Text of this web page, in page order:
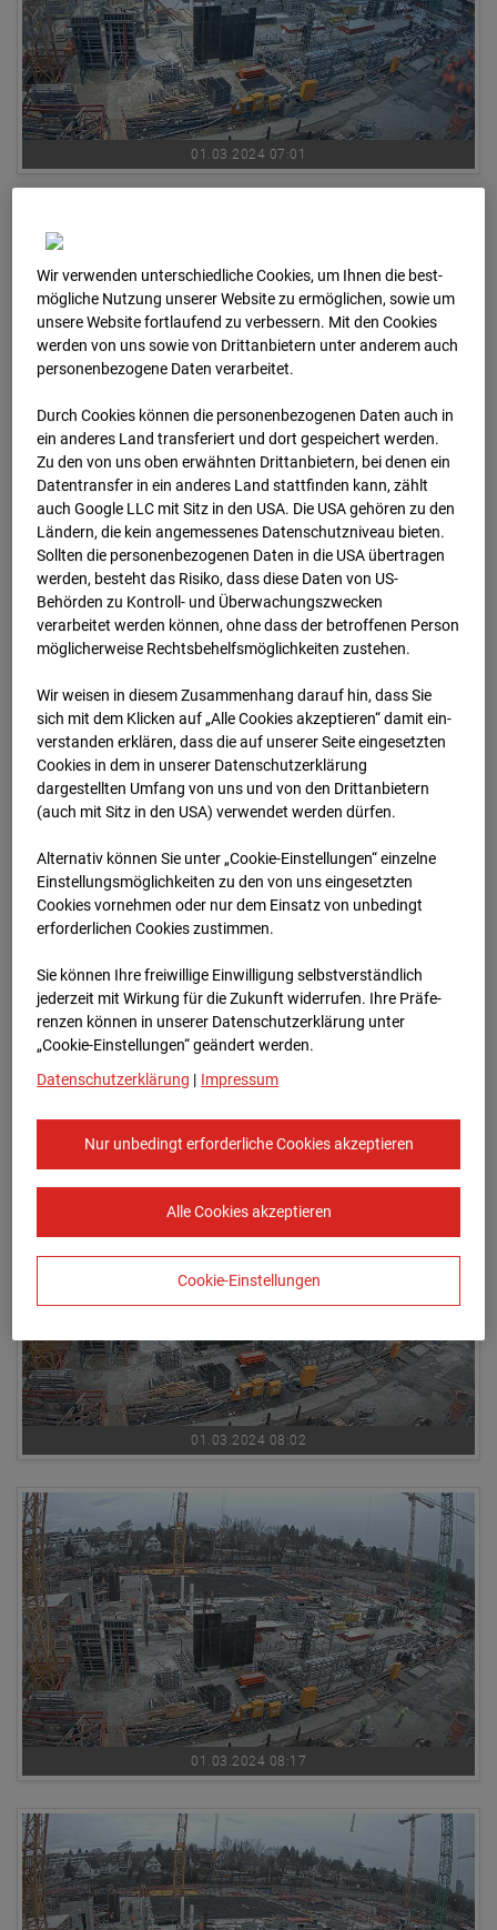
01.03.2024 07:01
01.03.2024 07:17
01.03.2024 07:32
01.03.2024 07:47
01.03.2024 08:02
01.03.2024 08:17
Wir verwenden unterschiedliche Cookies, um Ihnen die best­
mögliche Nutzung unserer Website zu ermöglichen, sowie um
unsere Website fortlaufend zu verbessern. Mit den Cookies
werden von uns sowie von Drittanbietern unter anderem auch
personenbezogene Daten verarbeitet.
Durch Cookies können die personenbezogenen Daten auch in
ein anderes Land transferiert und dort gespeichert werden.
Zu den von uns oben erwähnten Drittanbietern, bei denen ein
Datentransfer in ein anderes Land stattfinden kann, zählt
auch Google LLC mit Sitz in den USA. Die USA gehören zu den
Ländern, die kein angemessenes Datenschutzniveau bieten.
Sollten die personenbezogenen Daten in die USA übertragen
werden, besteht das Risiko, dass diese Daten von US-
Behörden zu Kontroll- und Überwachungszwecken
verarbeitet werden können, ohne dass der betroffenen Person
möglicherweise Rechtsbehelfsmöglichkeiten zustehen.
Wir weisen in diesem Zusammenhang darauf hin, dass Sie
sich mit dem Klicken auf „Alle Cookies akzeptieren“ damit ein­
ver­standen erklären, dass die auf unserer Seite eingesetzten
Cookies in dem in unserer Datenschutzerklärung
dargestellten Umfang von uns und von den Drittanbietern
(auch mit Sitz in den USA) verwendet werden dürfen.
Alternativ können Sie unter „Cookie-Einstellungen“ einzelne
Einstellungsmöglichkeiten zu den von uns eingesetzten
Cookies vornehmen oder nur dem Einsatz von unbedingt
erforderlichen Cookies zustimmen.
Sie können Ihre freiwillige Einwilligung selbstverständlich
jederzeit mit Wirkung für die Zukunft widerrufen. Ihre Prä­fe­
renzen können in unserer Datenschutzerklärung unter
„Cookie-Einstellungen“ geändert werden.
Datenschutzerklärung | Impressum
Nur unbedingt erforderliche Cookies akzeptieren
Alle Cookies akzeptieren
Cookie-Einstellungen